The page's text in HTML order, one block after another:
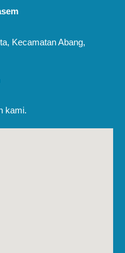
Kecamatan Abang,
kami.